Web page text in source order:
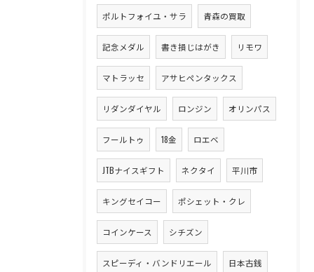
ポルトフォイユ・サラ 青森の買取
記念メダル 書き損じはがき リモワ
マトラッセ アサヒペンタックス
リダンダイヤル ロンジン オリンパス
フールトゥ 18金 ロエベ
JTBナイスギフト ネクタイ 平川市
キングセイコー ポシェット・クレ
コインケース シチズン
スピーディ・バンドリエール 日本古銭